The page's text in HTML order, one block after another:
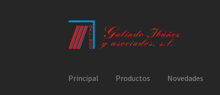
Ir
a
la
Ir
al
contenido
Principal Productos Novedades